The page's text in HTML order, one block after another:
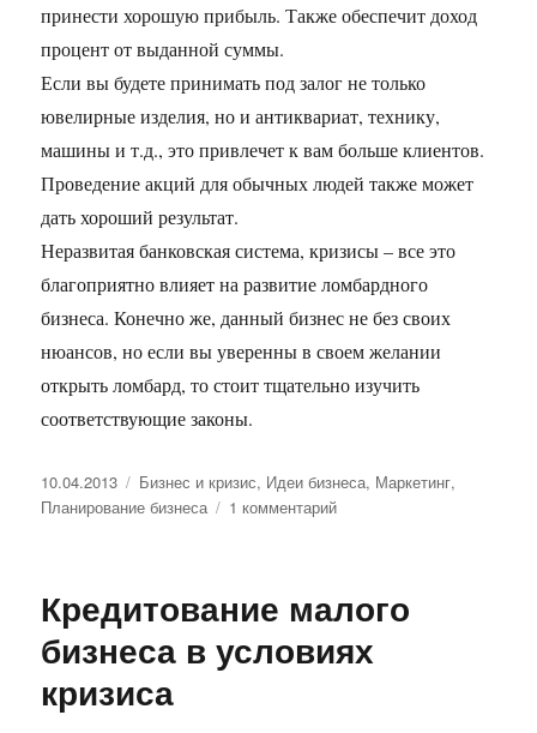
принести хорошую прибыль. Также обеспечит доход
процент от выданной суммы.
Если вы будете принимать под залог не только
ювелирные изделия, но и антиквариат, технику,
машины и т.д., это привлечет к вам больше клиентов.
Проведение акций для обычных людей также может
дать хороший результат.
Неразвитая банковская система, кризисы – все это
благоприятно влияет на развитие ломбардного
бизнеса. Конечно же, данный бизнес не без своих
нюансов, но если вы уверенны в своем желании
открыть ломбард, то стоит тщательно изучить
соответствующие законы.
Опубликовано
10.04.2013 Рубрики
Бизнес и кризис, Идеи бизнеса, Маркетинг,
Планирование бизнеса
1 комментарийк
Кредитование малого
бизнеса в условиях
кризиса